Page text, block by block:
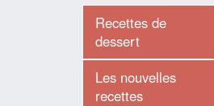
Recettes de
dessert
Les nouvelles
recettes